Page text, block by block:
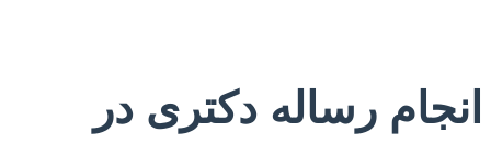
انجام رساله دکتری در